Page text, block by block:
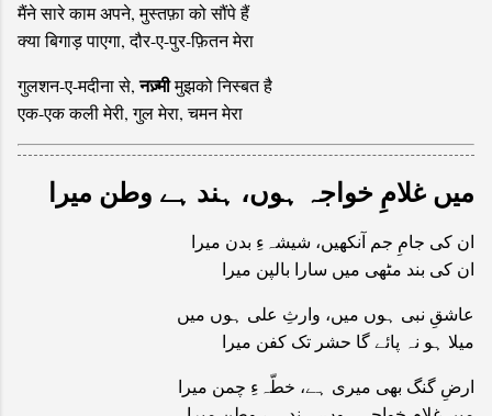
मैंने सारे काम अपने, मुस्तफ़ा को सौंपे हैं
क्या बिगाड़ पाएगा, दौर-ए-पुर-फ़ितन मेरा
गुलशन-ए-मदीना से,नज़्मीमुझको निस्बत है
एक-एक कली मेरी, गुल मेरा, चमन मेरा
میں غلامِ خواجہ ہوں، ہند ہے وطن میرا
ان کی جامِ جم آنکھیں، شیشہءِ بدن میرا
ان کی بند مٹھی میں سارا بالپن میرا
عاشقِ نبی ہوں میں، وارثِ علی ہوں میں
میلا ہو نہ پائے گا حشر تک کفن میرا
ارضِ گنگ بھی میری ہے، خطّہءِ چمن میرا